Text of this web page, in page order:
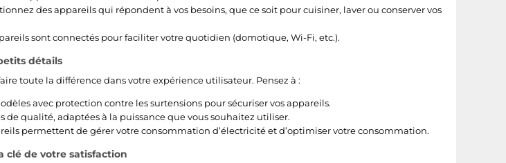
des appareils qui répondent à vos besoins, que ce soit pour cuisiner, laver ou conserver vos
sont connectés pour faciliter votre quotidien (domotique, Wi-Fi, etc.).
détails
toute la différence dans votre expérience utilisateur. Pensez à :
avec protection contre les surtensions pour sécuriser vos appareils.
de qualité, adaptées à la puissance que vous souhaitez utiliser.
permettent de gérer votre consommation d’électricité et d’optimiser votre consommation.
clé de votre satisfaction